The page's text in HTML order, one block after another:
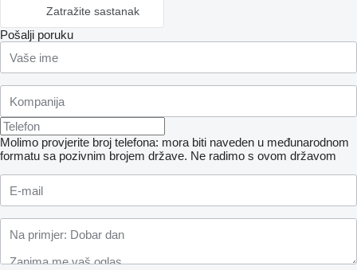
Zatražite sastanak
Pošalji poruku
Molimo provjerite broj telefona: mora biti naveden u međunarodnom
formatu sa pozivnim brojem države. Ne radimo s ovom državom